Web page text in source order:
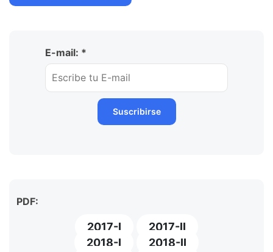
E-mail: *
PDF:
2017-I
2017-II
2018-I
2018-II